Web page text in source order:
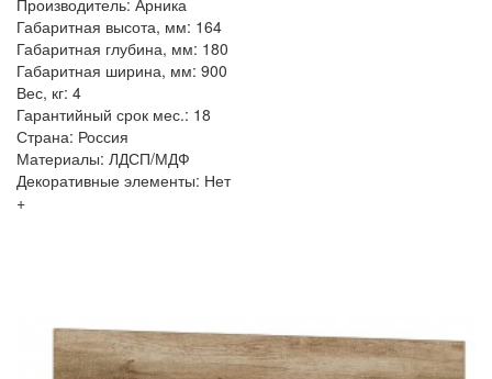
Производитель: Арника
Габаритная высота, мм: 164
Габаритная глубина, мм: 180
Габаритная ширина, мм: 900
Вес, кг: 4
Гарантийный срок мес.: 18
Страна: Россия
Материалы: ЛДСП/МДФ
Декоративные элементы: Нет
+